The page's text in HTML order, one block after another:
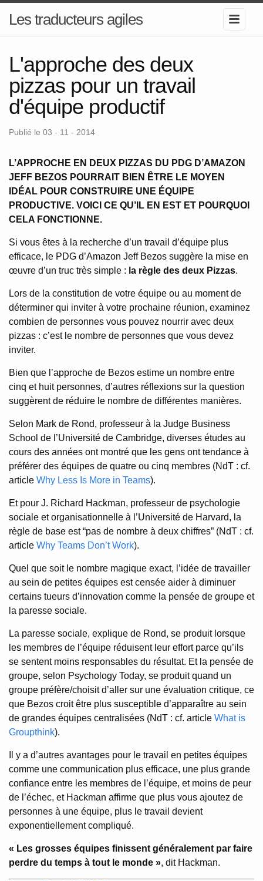
Les traducteurs agiles
L'approche des deux
pizzas pour un travail
d'équipe productif
Publié le 03 - 11 - 2014
L’APPROCHE EN DEUX PIZZAS DU PDG D’AMAZON
JEFF BEZOS POURRAIT BIEN ÊTRE LE MOYEN
IDÉAL POUR CONSTRUIRE UNE ÉQUIPE
PRODUCTIVE. VOICI CE QU’IL EN EST ET POURQUOI
CELA FONCTIONNE.
Si vous êtes à la recherche d’un travail d’équipe plus
efficace, le PDG d’Amazon Jeff Bezos suggère la mise en
œuvre d’un truc très simple : la règle des deux Pizzas.
Lors de la constitution de votre équipe ou au moment de
déterminer qui inviter à votre prochaine réunion, examinez
combien de personnes vous pouvez nourrir avec deux
pizzas : c’est le nombre de personnes que vous devez
inviter.
Bien que l’approche de Bezos estime un nombre entre
cinq et huit personnes, d’autres réflexions sur la question
suggèrent de réduire le nombre de différentes manières.
Selon Mark de Rond, professeur à la Judge Business
School de l’Université de Cambridge, diverses études au
cours des années ont montré que les gens ont tendance à
préférer des équipes de quatre ou cinq membres (NdT : cf.
article Why Less Is More in Teams).
Et pour J. Richard Hackman, professeur de psychologie
sociale et organisationnelle à l’Université de Harvard, la
règle de base est “pas de nombre à deux chiffres” (NdT : cf.
article Why Teams Don’t Work).
Quel que soit le nombre magique exact, l’idée de travailler
au sein de petites équipes est censée aider à diminuer
certains tueurs d’innovation comme la pensée de groupe et
la paresse sociale.
La paresse sociale, explique de Rond, se produit lorsque
les membres de l’équipe réduisent leur effort parce qu’ils
se sentent moins responsables du résultat. Et la pensée de
groupe, selon Psychology Today, se produit quand un
groupe préfère/choisit d’aller sur une évaluation critique, ce
que Bezos croit être plus susceptible d’apparaître au sein
de grandes équipes centralisées (NdT : cf. article What is
Groupthink).
Il y a d’autres avantages pour le travail en petites équipes
comme une communication plus efficace, une plus grande
confiance entre les membres de l’équipe, et moins de peur
de l’échec, et Hackman affirme que plus vous ajoutez de
personnes à une équipe, plus le travail devient
exponentiellement compliqué.
« Les grosses équipes finissent généralement par faire
perdre du temps à tout le monde », dit Hackman.